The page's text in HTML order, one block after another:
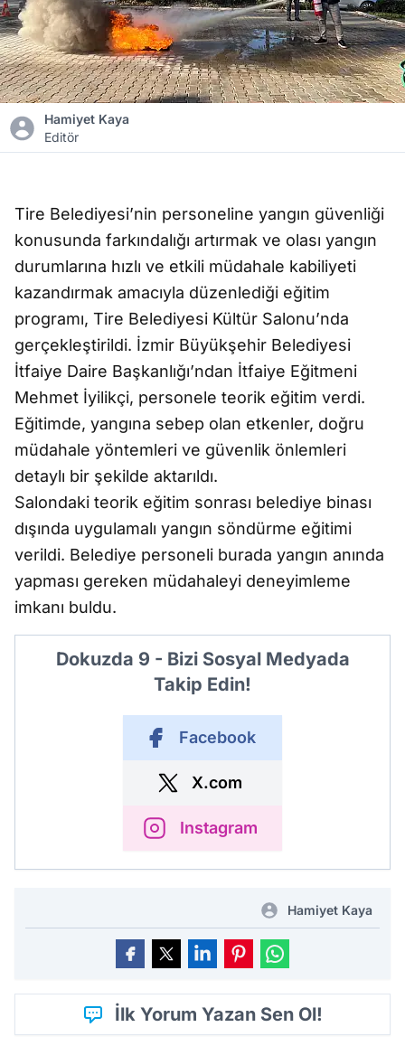
Hamiyet Kaya
Editör
Tire Belediyesi’nin personeline yangın güvenliği
konusunda farkındalığı artırmak ve olası yangın
durumlarına hızlı ve etkili müdahale kabiliyeti
kazandırmak amacıyla düzenlediği eğitim
programı, Tire Belediyesi Kültür Salonu’nda
gerçekleştirildi. İzmir Büyükşehir Belediyesi
İtfaiye Daire Başkanlığı’ndan İtfaiye Eğitmeni
Mehmet İyilikçi, personele teorik eğitim verdi.
Eğitimde, yangına sebep olan etkenler, doğru
müdahale yöntemleri ve güvenlik önlemleri
detaylı bir şekilde aktarıldı.
Salondaki teorik eğitim sonrası belediye binası
dışında uygulamalı yangın söndürme eğitimi
verildi. Belediye personeli burada yangın anında
yapması gereken müdahaleyi deneyimleme
imkanı buldu.
Dokuzda 9 - Bizi Sosyal Medyada
Takip Edin!
Facebook
X.com
Instagram
Hamiyet Kaya
İlk Yorum Yazan Sen Ol!